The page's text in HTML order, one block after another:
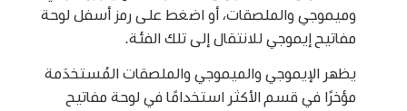
وميموجي والملصقات، أو اضغط على رمز أسفل لوحة
مفاتيح إيموجي للانتقال إلى تلك الفئة.
يظهر الإيموجي والميموجي والملصقات المُستخدَمة
مؤخرًا في قسم الأكثر استخدامًا في لوحة مفاتيح